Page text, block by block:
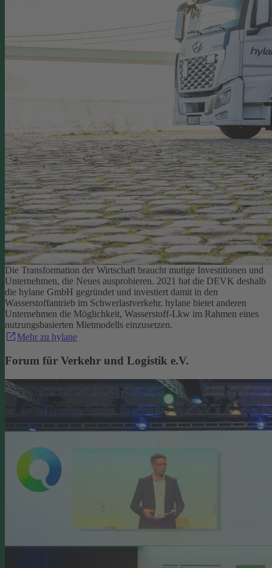
Die Transformation der Wirtschaft braucht mutige Investitionen und
Unternehmen, die Neues ausprobieren. 2021 hat die DEVK deshalb
die hylane GmbH gegründet und investiert damit in den
Wasserstoffantrieb im Schwerlastverkehr. hylane bietet anderen
Unternehmen die Möglichkeit, Wasserstoff-Lkw im Rahmen eines
nutzungsbasierten Mietmodells einzusetzen.
Mehr zu hylane
Forum für Verkehr und Logistik e.V.